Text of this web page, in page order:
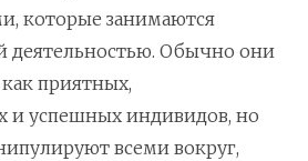
которые занимаются
деятельностью. Обычно они
приятных,
и успешных индивидов, но
всеми вокруг,